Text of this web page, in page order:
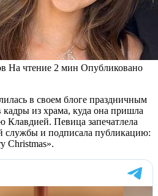
На чтение 2 мин Опубликовано
в своем блоге праздничным
кадры из храма, куда она пришла
Клавдией. Певица запечатлела
службы и подписала публикацию:
Christmas».